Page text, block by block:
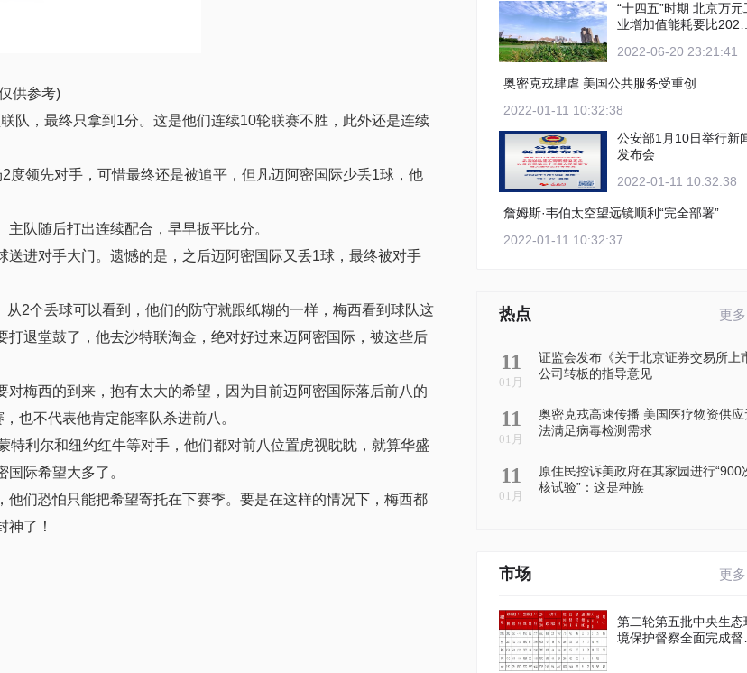
供参考)
队，最终只拿到1分。这是他们连续10轮联赛不胜，此外还是连续
领先对手，可惜最终还是被追平，但凡迈阿密国际少丢1球，他
队随后打出连续配合，早早扳平比分。
进对手大门。遗憾的是，之后迈阿密国际又丢1球，最终被对手
2个丢球可以看到，他们的防守就跟纸糊的一样，梅西看到球队这
退堂鼓了，他去沙特联淘金，绝对好过来迈阿密国际，被这些后
梅西的到来，抱有太大的希望，因为目前迈阿密国际落后前八的
也不代表他肯定能率队杀进前八。
利尔和纽约红牛等对手，他们都对前八位置虎视眈眈，就算华盛
际希望大多了。
们恐怕只能把希望寄托在下赛季。要是在这样的情况下，梅西都
神了！
“十四五”时期 北京万元工
业增加值能耗要比2020
2022-06-20 23:21:41
奥密克戎肆虐 美国公共服务受重创
2022-01-11 10:32:38
公安部1月10日举行新
发布会
2022-01-11 10:32:38
詹姆斯·韦伯太空望远镜顺利“完全部署”
2022-01-11 10:32:37
热点 更多
11
01月
证监会发布《关于北京证券交易所上
公司转板的指导意见
11
01月
奥密克戎高速传播 美国医疗物资供应
法满足病毒检测需求
11
01月
原住民控诉美政府在其家园进行“900
核试验”：这是种族
市场 更多
第二轮第五批中央生态
境保护督察全面完成督